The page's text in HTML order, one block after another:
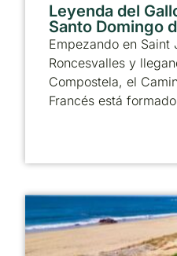
Leyenda del
Santo Domingo
Empezando en Saint
Roncesvalles y
Compostela, el
Francés está